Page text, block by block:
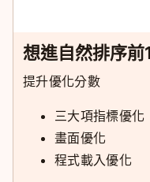
想進自然排序前
提升優化分數
三大項指標優化
畫面優化
程式載入優化